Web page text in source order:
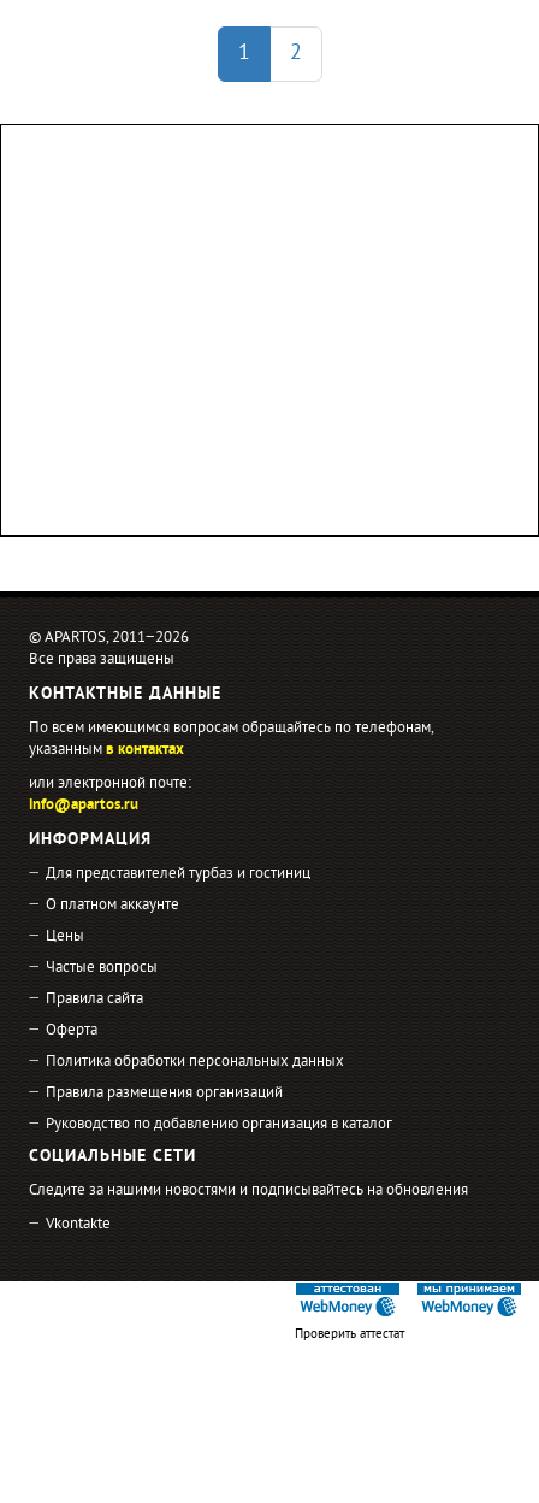
1 2
© APARTOS, 2011−2026
Все права защищены
КОНТАКТНЫЕ ДАННЫЕ
По всем имеющимся вопросам обращайтесь по телефонам,
указаннымв контактах
или электронной почте:
info@apartos.ru
ИНФОРМАЦИЯ
Для представителей турбаз и гостиниц
О платном аккаунте
Цены
Частые вопросы
Правила сайта
Оферта
Политика обработки персональных данных
Правила размещения организаций
Руководство по добавлению организация в каталог
СОЦИАЛЬНЫЕ СЕТИ
Следите за нашими новостями и подписывайтесь на обновления
Vkontakte
Проверить аттестат